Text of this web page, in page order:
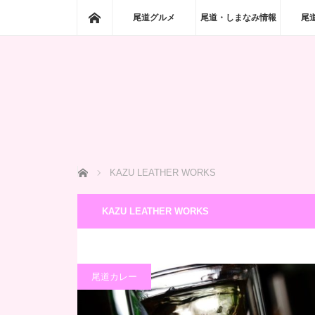
ホーム尾道グルメ 尾道・しまなみ情報 尾
ホーム KAZU LEATHER WORKS
KAZU LEATHER WORKS
尾道カレー